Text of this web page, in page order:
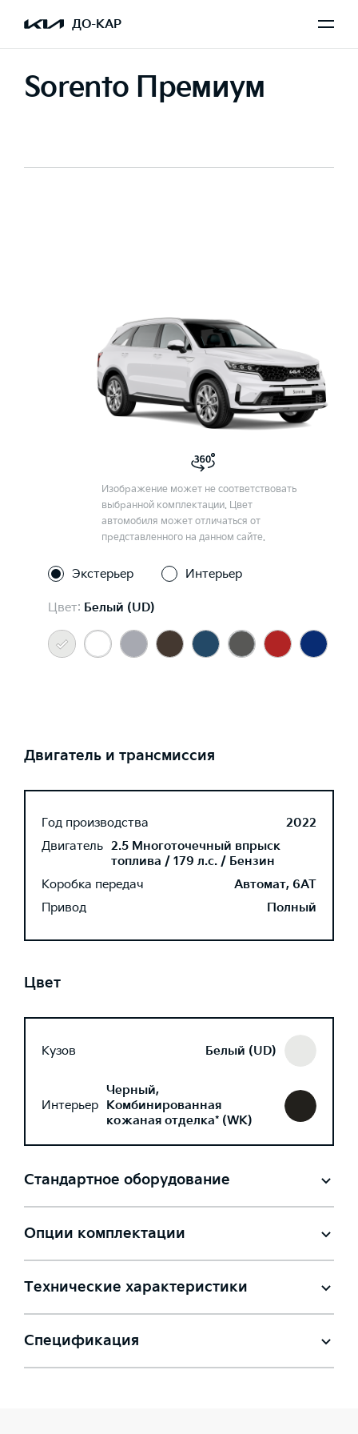
ДО-КАР
Sorento Премиум
Изображение может не соответствовать
выбранной комплектации. Цвет
автомобиля может отличаться от
представленного на данном сайте.
Экстерьер Интерьер
Цвет: Белый (UD)
Двигатель и трансмиссия
Год производства
2022
Двигатель 2.5 Многоточечный впрыск
топлива / 179 л.с. / Бензин
Коробка передач
Автомат, 6AT
Привод
Полный
Цвет
Кузов Белый (UD)
Интерьер
Черный,
Комбинированная
кожаная отделка* (WK)
Стандартное оборудование
Опции комплектации
Технические характеристики
Спецификация